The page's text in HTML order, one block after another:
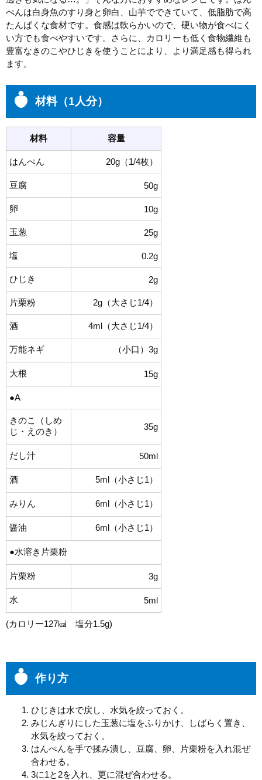
ぺんは白身魚のすり身と卵白、山芋でできていて、低脂肪で高
たんぱくな食材です。食感は軟らかいので、硬い物が食べにく
い方でも食べやすいです。さらに、カロリーも低く食物繊維も
豊富なきのこやひじきを使うことにより、より満足感も得られ
ます。
材料（1人分）
材料 容量
はんぺん 20g（1/4枚）
豆腐 50g
卵 10g
玉葱 25g
塩 0.2g
ひじき 2g
片栗粉 2g（大さじ1/4）
酒 4ml（大さじ1/4）
万能ネギ （小口）3g
大根 15g
●A
きのこ（しめ
じ・えのき）
35g
だし汁 50ml
酒 5ml（小さじ1）
みりん 6ml（小さじ1）
醤油 6ml（小さじ1）
●水溶き片栗粉
片栗粉 3g
水 5ml
(カロリー127㎉ 塩分1.5g)
作り方
ひじきは水で戻し、水気を絞っておく。
みじんぎりにした玉葱に塩をふりかけ、しばらく置き、
水気を絞っておく。
はんぺんを手で揉み潰し、豆腐、卵、片栗粉を入れ混ぜ
合わせる。
3に1と2を入れ、更に混ぜ合わせる。